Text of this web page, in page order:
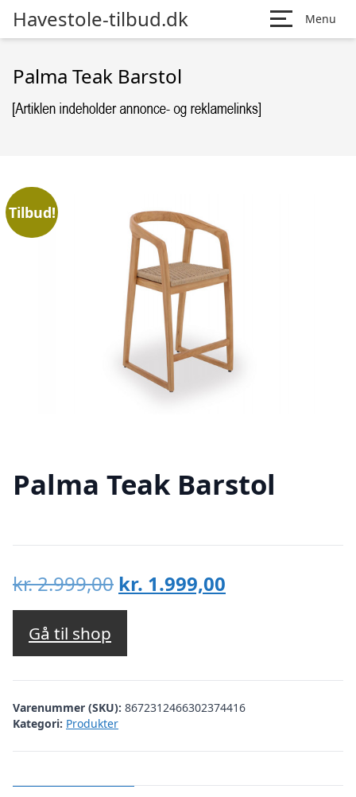
Havestole-tilbud.dk Menu
Palma Teak Barstol
Tilbud!
Palma Teak Barstol
kr.2.999,00 Den
oprindelige
var:
kr. 2.999,00.
kr. 1.999,00
kr. 1.999,00.
Gå til shop
Varenummer (SKU): 8672312466302374416
Kategori: Produkter